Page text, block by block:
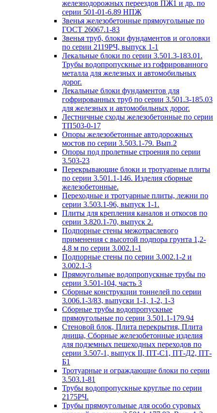
железнодорожных переездов ПЖ1 и др. по
серии 501-01-6.89 НПЖ
Звенья железобетонные прямоугольные по
ГОСТ 26067.1-83
Звенья труб, блоки фундаментов и оголовки
по серии 2119РЧ, выпуск 1-1
Лекальные блоки по серии 3.501.3-183.01.
Трубы водопропускные из гофрированного
металла для железных и автомобильных
дорог.
Лекальные блоки фундаментов для
гофрированных труб по серии 3.501.3-185.03
для железных и автомобильных дорог.
Лестничные сходы железобетонные по серии
ТП503-0-17
Опоры железобетонные автодорожных
мостов по серии 3.503.1-79. Вып.2
Опоры под пролетные строения по серии
3.503-23
Перекрывающие блоки и тротуарные плиты
по серии 3.501.1-146. Изделия сборные
железобетонные.
Переходные и тротуарные плиты, лежни по
серии 3.503.1-96, выпуск 1-1.
Плиты для крепления каналов и откосов по
серии 3.820.1-70, выпуск 2.
Подпорные стены межотраслевого
применения с высотой подпора грунта 1,2-
4,8 м по серии 3.002.1-1
Подпорные стены по серии 3.002.1-2 и
3.002.1-3
Прямоугольные водопропускные трубы по
серии 3.501-104, часть 3
Сборные конструкции тоннелей по серии
3.006.1-3/83, выпуски 1-1, 1-2, 1-3
Сборные трубы водопропускные
прямоугольные по серии 3.501.1-179.94
Стеновой блок, Плита перекрытия, Плита
днища, Сборные железобетонные изделия
для подземных пешеходных переходов по
серии 3.507-1, выпуск II, ПТ-С1, ПТ-Д2, ПТ-
Б1
Тротуарные и ограждающие блоки по серии
3.503.1-81
Трубы водопропускные круглые по серии
2175РЧ.
Трубы прямоугольные для особо суровых